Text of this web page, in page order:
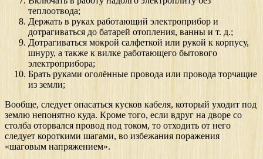
теплоотвода;
Держать в руках работающий электроприбор и
дотрагиваться до батарей отопления, ванны и т. д.;
Дотрагиваться мокрой салфеткой или рукой к корпусу,
шнуру, а также к вилке работающего бытового
электроприбора;
Брать руками оголённые провода или провода торчащие
из земли;
Вообще, следует опасаться кусков кабеля, который уходит под
землю непонятно куда. Кроме того, если вдруг на дворе со
столба оторвался провод под током, то отходить от него
следует короткими шагами, во избежания поражения
«шаговым напряжением».